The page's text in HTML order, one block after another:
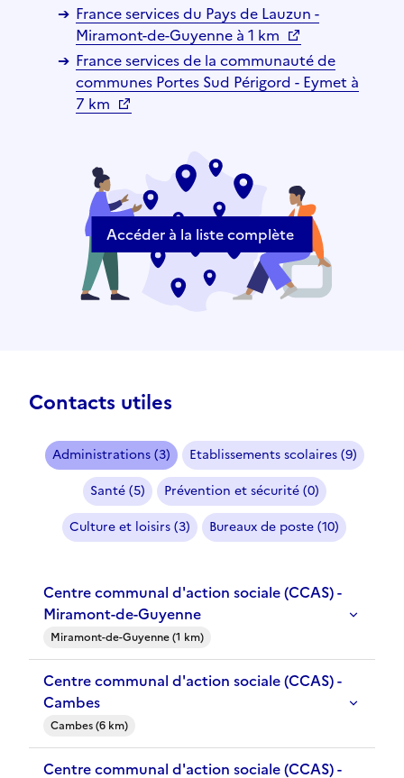
France services du Pays de Lauzun -
Miramont-de-Guyenne à 1 km
France services de la communauté de
communes Portes Sud Périgord - Eymet à
7 km
Accéder à la liste complète
Contacts utiles
Administrations (3)
Etablissements scolaires (9)
Santé (5)
Prévention et sécurité (0)
Culture et loisirs (3)
Bureaux de poste (10)
Centre communal d'action sociale (CCAS) -
Miramont-de-Guyenne
Miramont-de-Guyenne (1 km)
Centre communal d'action sociale (CCAS) -
Cambes
Cambes (6 km)
Centre communal d'action sociale (CCAS) -